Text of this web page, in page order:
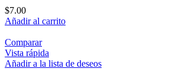
$7.00
Añadir al carrito
Comparar
Vista rápida
Añadir a la lista de deseos